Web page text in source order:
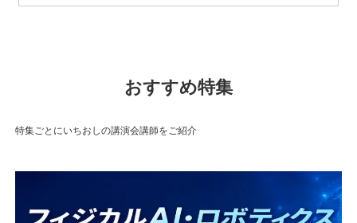
おすすめ特集
特集ごとにいちおしの講演会講師をご紹介